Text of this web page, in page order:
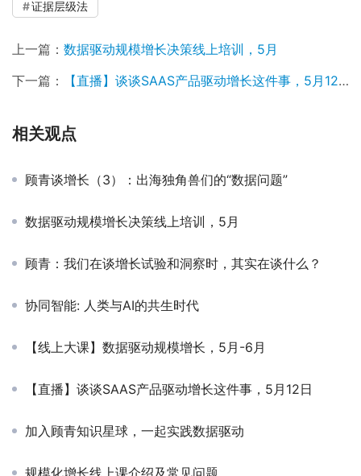
证据层级法
上一篇： 数据驱动规模增长决策线上培训，5月
下一篇：
【直播】谈谈SAAS产品驱动增长这件事，5月12日
相关观点
顾青谈增长（3）：出海独角兽们的“数据问题”
数据驱动规模增长决策线上培训，5月
顾青：我们在谈增长试验和洞察时，其实在谈什么？
协同智能: 人类与AI的共生时代
【线上大课】数据驱动规模增长，5月-6月
【直播】谈谈SAAS产品驱动增长这件事，5月12日
加入顾青知识星球，一起实践数据驱动
规模化增长线上课​介绍及常见问题